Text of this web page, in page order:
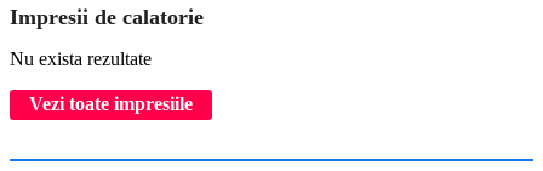
Impresii de calatorie
Nu exista rezultate
Vezi toate impresiile